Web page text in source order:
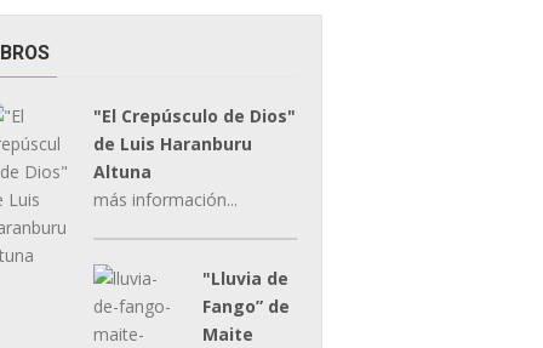
"El Crepúsculo de Dios"
de Luis Haranburu
Altuna
más información...
"Lluvia de
Fango” de
Maite